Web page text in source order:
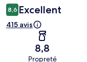
8,6 Excellent
415 avis
8,8
Propreté